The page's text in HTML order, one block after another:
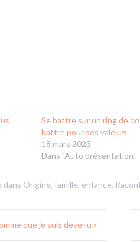
Se battre sur un ring de
battre pour ses valeurs
18 mars 2023
Dans "Auto présentation"
dans Origine, famille, enfance,
que je suis devenu »